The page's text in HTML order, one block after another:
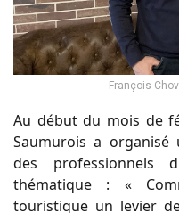
François
Au début du mois de
Saumurois a organisé
des
thématique : «
touristique un levier